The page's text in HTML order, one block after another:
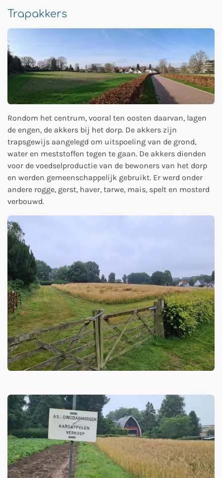
Trapakkers
Rondom het centrum, vooral ten oosten daarvan, lagen
de engen, de akkers bij het dorp. De akkers zijn
trapsgewijs aangelegd om uitspoeling van de grond,
water en meststoffen tegen te gaan. De akkers dienden
voor de voedselproductie van de bewoners van het dorp
en werden gemeenschappelijk gebruikt. Er werd onder
andere rogge, gerst, haver, tarwe, mais, spelt en mosterd
verbouwd.